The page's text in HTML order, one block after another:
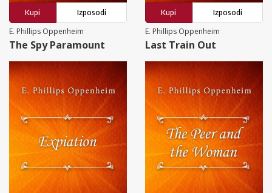
Kupi
Izposodi
E. Phillips Oppenheim
The Spy Paramount
Kupi
Izposodi
E. Phillips Oppenheim
Last Train Out